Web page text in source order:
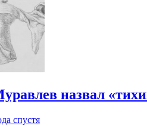
назвал
спустя